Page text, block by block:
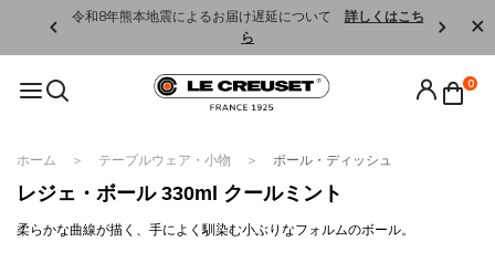
令和8年熊本地震によるお届け遅延について 詳しくはこち
ら
0
ホーム テーブルウェア・小物 ボール・ディッシュ
レジェ・ボール 330ml クールミント
柔らかな曲線が描く、手によく馴染む小ぶりなフォルムのボール。